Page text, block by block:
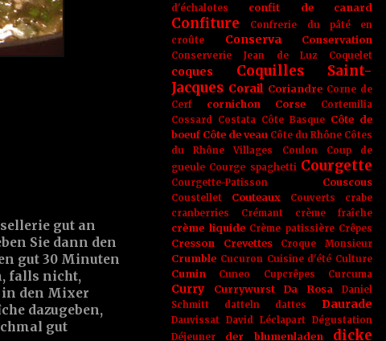
gut an
Sie dann den
gut 30 Minuten
falls nicht,
in den Mixer
dazugeben,
gut
d'échalotes
confit de canard
Confiture
Confrerie du pâté en
croûte
Conserva Conservation
Conserverie Jean de Luz Coquelet
coques
Coquilles Saint-
Jacques Corail Coriandre Corne de
Cerf
cornichon Corse
Cortemilia
Cossard Costata Côte Basque Côte de
boeuf Côte de veau Côte du Rhône Côtes
du Rhône Villages
Coulon
Coup de
gueule Courge spaghetti Courgette
Courgette-Patisson Couscous
Coustellet Couteaux Couverts
crabe
cranberries
Crémant crème fraîche
crème liquide Crème patissière Crêpes
Cresson Crevettes Croque Monsieur
Crumble Cucuron Cuisine d'été Culture
Cumin Cuneo Cupcrêpes Curcuma
Curry Currywurst Da Rosa
Daniel
Schmitt
datteln dattes Daurade
Dauvissat David Léclapart Dégustation
Déjeuner
der blumenladen dicke